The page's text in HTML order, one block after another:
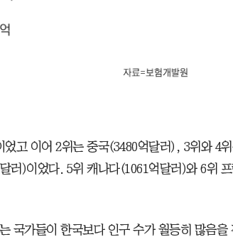
고 이어 2위는 중국(3480억달러), 3위와 4
러)이었다. 5위 캐나다(1061억달러)와 6위
국가들이 한국보다 인구 수가 월등히 많음을